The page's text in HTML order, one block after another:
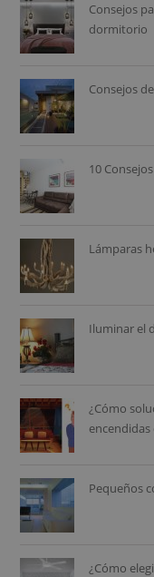
Consejos
dormitorio
Consejos
10
Lámparas
Iluminar el
¿Cómo
Pequeños
¿Cómo